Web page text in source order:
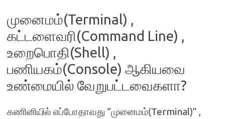
முனைமம்(Terminal) ,
கட்டளைவரி(Command Line) ,
உறைபொதி(Shell) ,
பணியகம்(Console) ஆகியவை
உண்மையில் வேறுபட்டவைகளா?
கணினியில் எப்போதாவது “முனைமம்(Terminal)” ,